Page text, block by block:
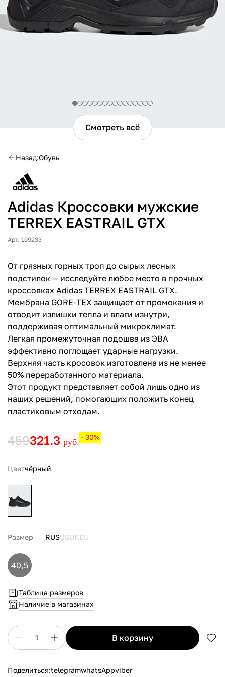
Смотреть всё
Назад Обувь
Adidas Кроссовки мужские
TERREX EASTRAIL GTX
Арт. 199233
От грязных горных троп до сырых лесных
подстилок — исследуйте любое место в прочных
кроссовках Adidas TERREX EASTRAIL GTX.
Мембрана GORE-TEX защищает от промокания и
отводит излишки тепла и влаги изнутри,
поддерживая оптимальный микроклимат.
Легкая промежуточная подошва из ЭВА
эффективно поглощает ударные нагрузки.
Верхняя часть кросовок изготовлена из не менее
50% переработанного материала.
Этот продукт представляет собой лишь одно из
наших решений, помогающих положить конец
пластиковым отходам.
459321.3 руб. - 30%
Цветчёрный
Размер RUSUSUKEU
40,5
Таблица размеров
Наличие в магазинах
1 в корзину
Поделиться:telegramwhatsAppviber